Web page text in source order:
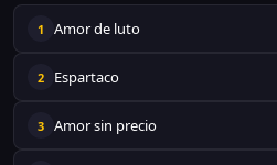
1 Amor de luto
2 Espartaco
3 Amor sin precio